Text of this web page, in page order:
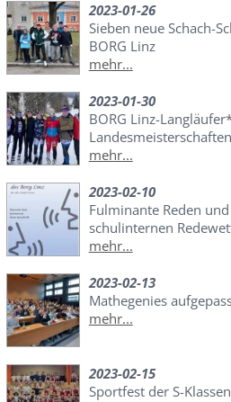
2023-01-26
Sieben neue Schach-
BORG Linz
mehr...
2023-01-30
BORG Linz-
Landesmeisterschaften
mehr...
2023-02-10
Fulminante Reden
schulinternen
mehr...
2023-02-13
Mathegenies
mehr...
2023-02-15
Sportfest der S-Klassen